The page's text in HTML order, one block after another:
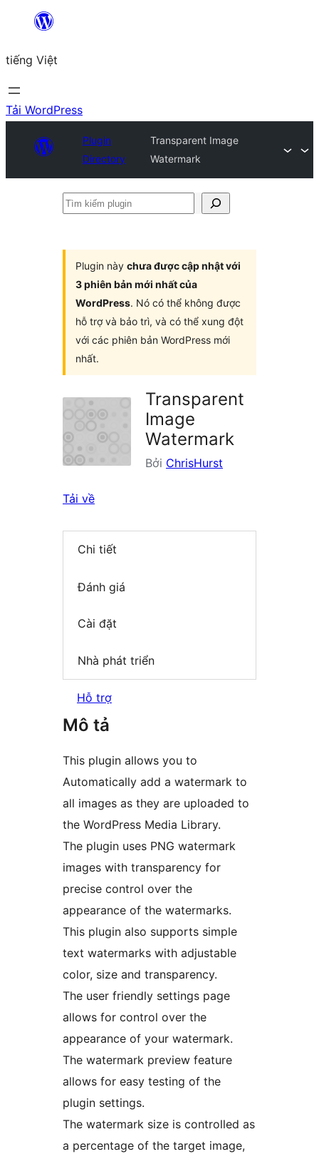
Chuyển
phần
nội
dung
tiếng Việt
Tải WordPress
Plugin
Directory
Transparent Image
Watermark
Tìm
Plugin này chưa được cập nhật với
3 phiên bản mới nhất của
WordPress. Nó có thể không được
hỗ trợ và bảo trì, và có thể xung đột
với các phiên bản WordPress mới
nhất.
Transparent
Image
Watermark
Bởi ChrisHurst
Tải về
Chi tiết
Đánh giá
Cài đặt
Nhà phát triển
Hỗ trợ
Mô tả
This plugin allows you to
Automatically add a watermark to
all images as they are uploaded to
the WordPress Media Library.
The plugin uses PNG watermark
images with transparency for
precise control over the
appearance of the watermarks.
This plugin also supports simple
text watermarks with adjustable
color, size and transparency.
The user friendly settings page
allows for control over the
appearance of your watermark.
The watermark preview feature
allows for easy testing of the
plugin settings.
The watermark size is controlled as
a percentage of the target image,